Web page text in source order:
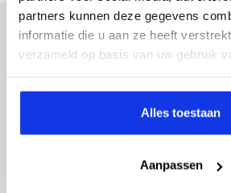
partners kunnen deze gegevens
informatie die u aan ze heeft
verzameld op basis van uw gebruik
Alles toestaan
Aanpassen
Inruilvoorstel op deze
Vul hier je gegevens in en vergeet